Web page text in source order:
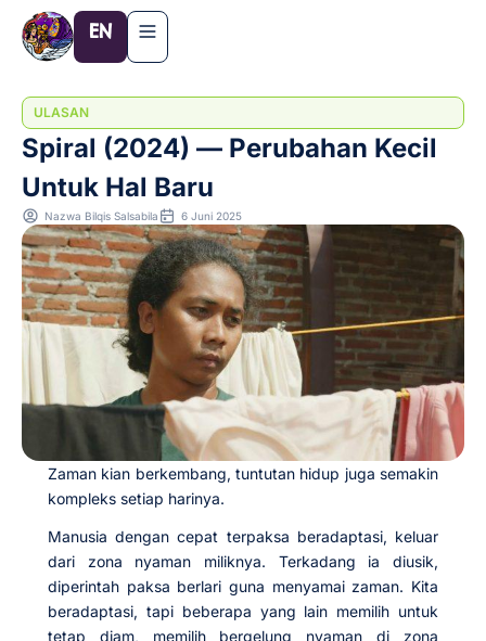
Lewati
konten
EN
ULASAN
Spiral (2024) — Perubahan Kecil
Untuk Hal Baru
Nazwa Bilqis Salsabila 6 Juni 2025
Zaman kian berkembang, tuntutan hidup juga semakin
kompleks setiap harinya.
Manusia dengan cepat terpaksa beradaptasi, keluar
dari zona nyaman miliknya. Terkadang ia diusik,
diperintah paksa berlari guna menyamai zaman. Kita
beradaptasi, tapi beberapa yang lain memilih untuk
tetap diam, memilih bergelung nyaman di zona